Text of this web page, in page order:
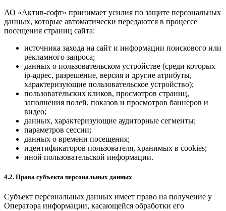
АО «Актив-софт» принимает усилия по защите персональных
данных, которые автоматически передаются в процессе
посещения страниц сайта:
источника захода на сайт и информации поискового или
рекламного запроса;
данных о пользовательском устройстве (среди которых
ip-адрес, разрешение, версия и другие атрибуты,
характеризующие пользовательское устройство);
пользовательских кликов, просмотров страниц,
заполнения полей, показов и просмотров баннеров и
видео;
данных, характеризующие аудиторные сегменты;
параметров сессии;
данных о времени посещения;
идентификаторов пользователя, хранимых в cookies;
иной пользовательской информации.
4.2. Права субъекта персональных данных
Субъект персональных данных имеет право на получение у
Оператора информации, касающейся обработки его